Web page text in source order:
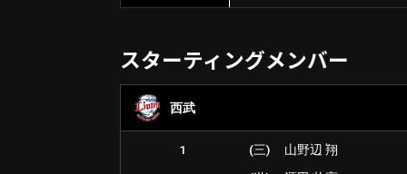
スターティングメンバー
西武
1 (三)
山野辺 翔